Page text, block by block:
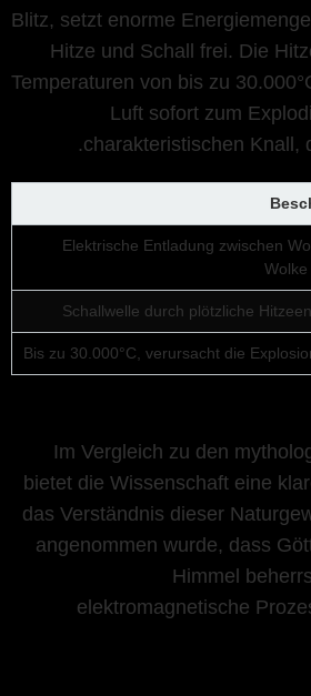
Blitz, setzt enorme
Hitze und Schall frei. Die
Temperaturen von bis zu
Luft sofort zum
charakteristischen Knall,
Elektrische Entladung zwischen
Schallwelle durch plötzliche
Bis zu 30.000°C, verursacht die
Im Vergleich zu den
bietet die Wissenschaft eine
das Verständnis dieser
angenommen wurde, dass
Himmel
elektromagnetische